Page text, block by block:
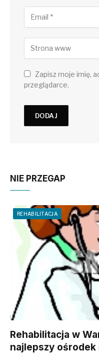
Zapisz moje imię,
przeglądarce.
NIE PRZEGAP
REHABILITACJA
Rehabilitacja w
najlepszy ośrodek